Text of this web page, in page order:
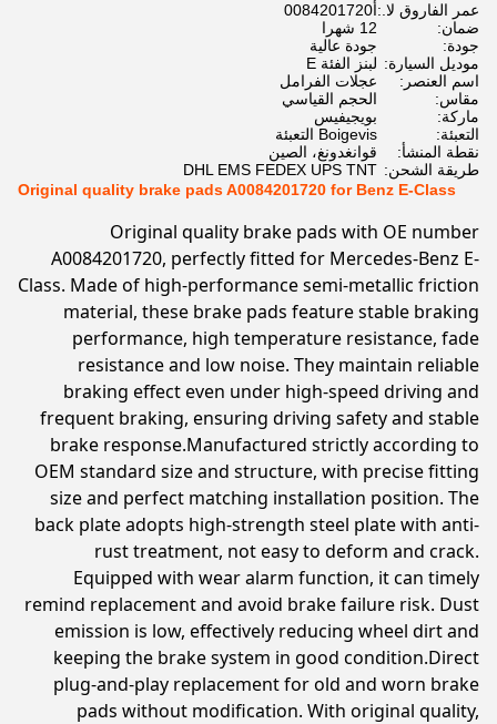
عمر الفاروق لا.:أ0084201720
ضمان:
12 شهرا
جودة:
جودة عالية
موديل السيارة: لبنز الفئة E
اسم العنصر:
عجلات الفرامل
مقاس:
الحجم القياسي
ماركة:
بويجيفيس
التعبئة:
Boigevis التعبئة
نقطة المنشأ:
قوانغدونغ، الصين
طريقة الشحن: DHL EMS FEDEX UPS TNT
Original quality brake pads A0084201720 for Benz E-Class
Original quality brake pads with OE number
A0084201720, perfectly fitted for Mercedes-Benz E-
Class. Made of high-performance semi-metallic friction
material, these brake pads feature stable braking
performance, high temperature resistance, fade
resistance and low noise. They maintain reliable
braking effect even under high-speed driving and
frequent braking, ensuring driving safety and stable
brake response.Manufactured strictly according to
OEM standard size and structure, with precise fitting
size and perfect matching installation position. The
back plate adopts high-strength steel plate with anti-
rust treatment, not easy to deform and crack.
Equipped with wear alarm function, it can timely
remind replacement and avoid brake failure risk. Dust
emission is low, effectively reducing wheel dirt and
keeping the brake system in good condition.Direct
plug-and-play replacement for old and worn brake
pads without modification. With original quality,